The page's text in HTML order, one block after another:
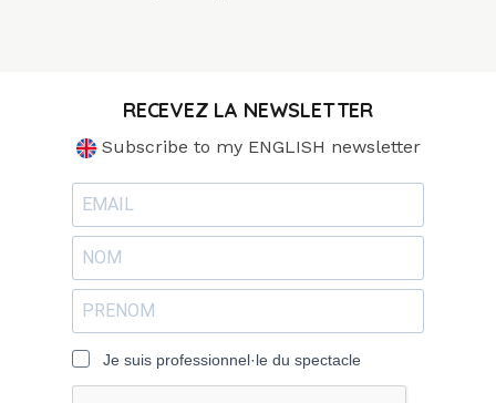
RECEVEZ LA NEWSLETTER
Subscribe to my ENGLISH newsletter
Je suis professionnel·le du spectacle